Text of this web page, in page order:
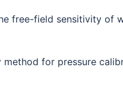
free-field sensitivity of
method for pressure